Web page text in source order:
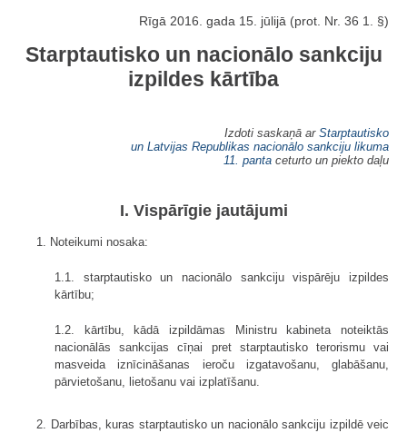
Rīgā 2016. gada 15. jūlijā (prot. Nr. 36 1. §)
Starptautisko un nacionālo sankciju
izpildes kārtība
Izdoti saskaņā ar Starptautisko
un Latvijas Republikas nacionālo sankciju likuma
11. panta ceturto un piekto daļu
I. Vispārīgie jautājumi
1. Noteikumi nosaka:
1.1. starptautisko un nacionālo sankciju vispārēju izpildes
kārtību;
1.2. kārtību, kādā izpildāmas Ministru kabineta noteiktās
nacionālās sankcijas cīņai pret starptautisko terorismu vai
masveida iznīcināšanas ieroču izgatavošanu, glabāšanu,
pārvietošanu, lietošanu vai izplatīšanu.
2. Darbības, kuras starptautisko un nacionālo sankciju izpildē veic